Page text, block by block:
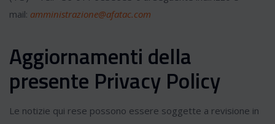
mail: amministrazione@afatac.com
Aggiornamenti della
presente Privacy Policy
Le notizie qui rese possono essere soggette a revisione in